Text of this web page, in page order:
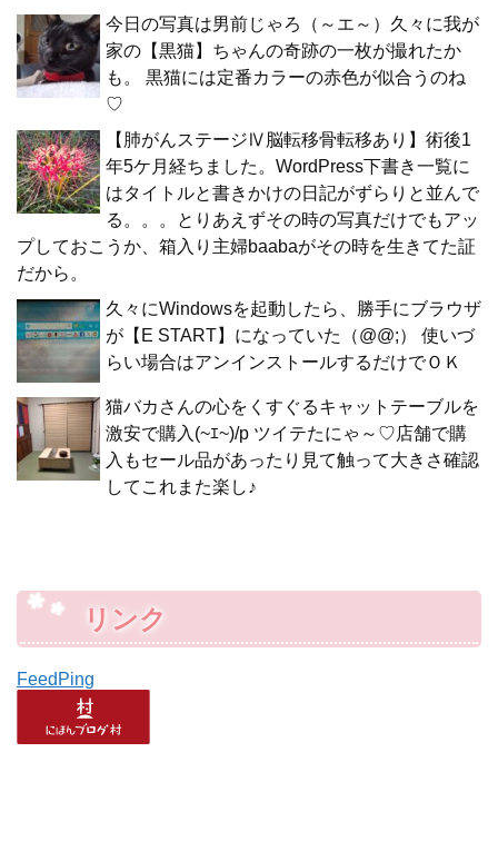
今日の写真は男前じゃろ（～エ～）久々に我が
家の【黒猫】ちゃんの奇跡の一枚が撮れたか
も。 黒猫には定番カラーの赤色が似合うのね
♡
【肺がんステージⅣ脳転移骨転移あり】術後1
年5ケ月経ちました。WordPress下書き一覧に
はタイトルと書きかけの日記がずらりと並んで
る。。。とりあえずその時の写真だけでもアッ
プしておこうか、箱入り主婦baabaがその時を生きてた証
だから。
久々にWindowsを起動したら、勝手にブラウザ
が【E START】になっていた（@@;） 使いづ
らい場合はアンインストールするだけでＯＫ
猫バカさんの心をくすぐるキャットテーブルを
激安で購入(~ｴ~)/p ツイテたにゃ～♡店舗で購
入もセール品があったり見て触って大きさ確認
してこれまた楽し♪
リンク
FeedPing